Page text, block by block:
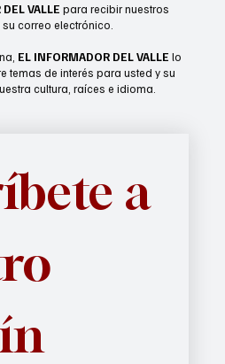
VALLE para recibir nuestros
correo electrónico.
EL INFORMADOR DEL VALLE lo
temas de interés para usted y su
cultura, raíces e idioma.
a